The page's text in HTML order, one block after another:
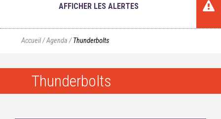
AFFICHER LES ALERTES
Accueil/Agenda /Thunderbolts
Thunderbolts